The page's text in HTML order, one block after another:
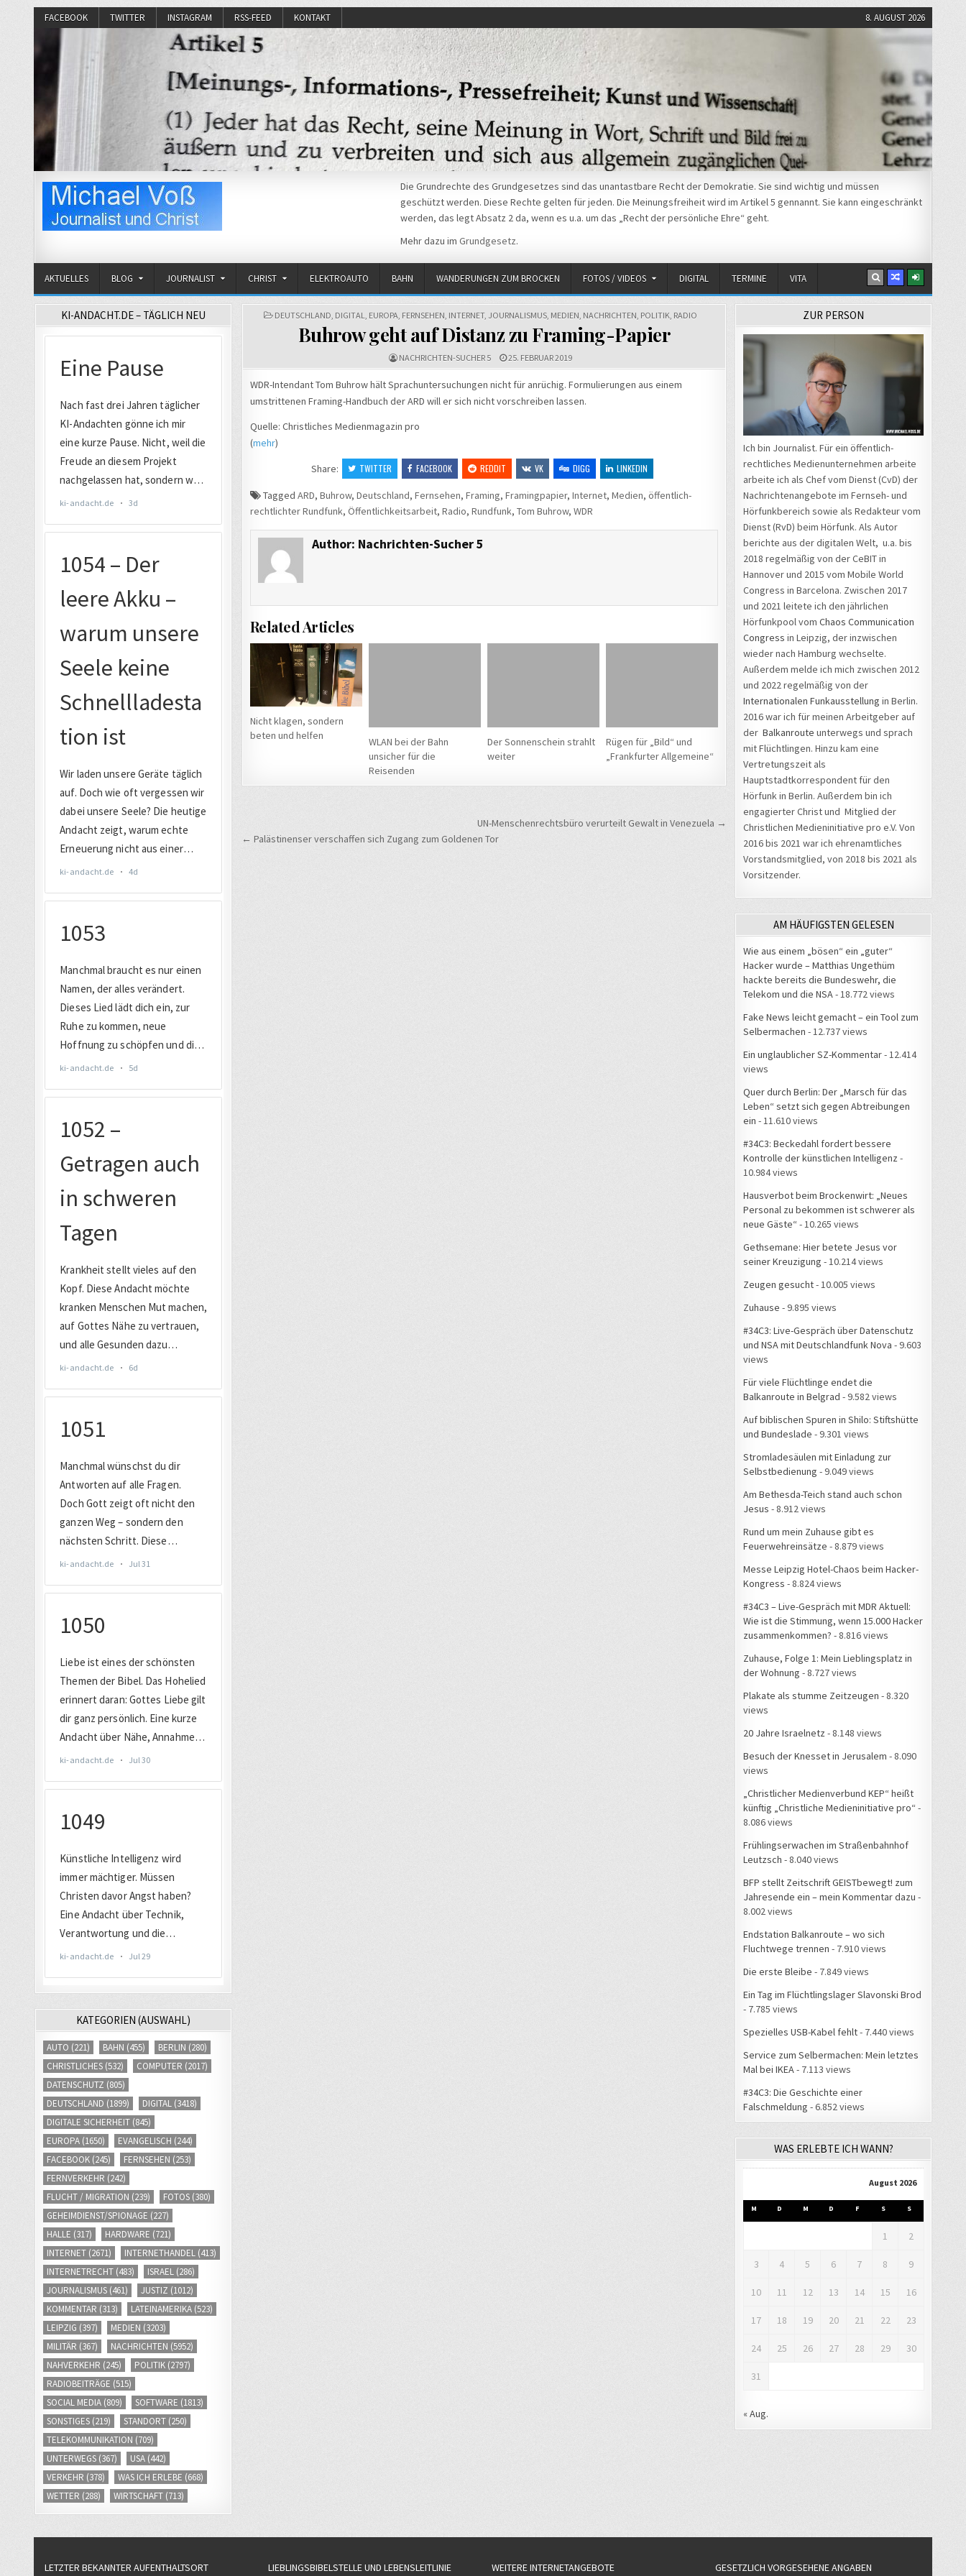
FACEBOOK TWITTER INSTAGRAM RSS-FEED KONTAKT 8. AUGUST 2026
Die Grundrechte des Grundgesetzes sind das unantastbare Recht der Demokratie. Sie sind wichtig und müssen
geschützt werden. Diese Rechte gelten für jeden. Die Meinungsfreiheit wird im Artikel 5 gennannt. Sie kann eingeschränkt
werden, das legt Absatz 2 da, wenn es u.a. um das „Recht der persönliche Ehre“ geht.
Mehr dazu im Grundgesetz.
AKTUELLES BLOG JOURNALIST CHRIST ELEKTROAUTO BAHN WANDERUNGEN ZUM BROCKEN FOTOS / VIDEOS DIGITAL TERMINE VITA
POSTED
DEUTSCHLAND DIGITAL EUROPA FERNSEHEN INTERNET, JOURNALISMUS, MEDIEN NACHRICHTEN POLITIK RADIO
Buhrow geht auf Distanz zu Framing-Papier
NACHRICHTEN-SUCHER 5 25. FEBRUAR 2019
WDR-Intendant Tom Buhrow hält Sprachuntersuchungen nicht für anrüchig. Formulierungen aus einem
umstrittenen Framing-Handbuch der ARD will er sich nicht vorschreiben lassen.
Quelle: Christliches Medienmagazin pro
(mehr)
Share:
TWITTER FACEBOOK REDDIT VK DIGG LINKEDIN
Tagged ARD, Buhrow, Deutschland, Fernsehen, Framing, Framingpapier, Internet, Medien, öffentlich-
rechtlichter Rundfunk, Öffentlichkeitsarbeit, Radio, Rundfunk, Tom Buhrow, WDR
Author: Nachrichten-Sucher 5
Related Articles
Nicht klagen, sondern
beten und helfen
WLAN bei der Bahn
unsicher für die
Reisenden
Der Sonnenschein strahlt
weiter
Rügen für „Bild“ und
„Frankfurter Allgemeine“
UN-Menschenrechtsbüro verurteilt Gewalt in Venezuela →
← Palästinenser verschaffen sich Zugang zum Goldenen Tor
KI-ANDACHT.DE – TÄGLICH NEU
KATEGORIEN (AUSWAHL)
AUTO (221) BAHN (455) BERLIN (280)
CHRISTLICHES (532) COMPUTER (2017)
DATENSCHUTZ (805)
DEUTSCHLAND (1899) DIGITAL (3418)
DIGITALE SICHERHEIT (845)
EUROPA (1650) EVANGELISCH (244)
FACEBOOK (245) FERNSEHEN (253)
FERNVERKEHR (242)
FLUCHT / MIGRATION (239) FOTOS (380)
GEHEIMDIENST/SPIONAGE (227)
HALLE (317) HARDWARE (721)
INTERNET (2671) INTERNETHANDEL (413)
INTERNETRECHT (483) ISRAEL (286)
JOURNALISMUS (461) JUSTIZ (1012)
KOMMENTAR (313) LATEINAMERIKA (523)
LEIPZIG (397) MEDIEN (3203)
MILITÄR (367) NACHRICHTEN (5952)
NAHVERKEHR (245) POLITIK (2797)
RADIOBEITRÄGE (515)
SOCIAL MEDIA (809) SOFTWARE (1813)
SONSTIGES (219) STANDORT (250)
TELEKOMMUNIKATION (709)
UNTERWEGS (367) USA (442)
VERKEHR (378) WAS ICH ERLEBE (668)
WETTER (288) WIRTSCHAFT (713)
ZUR PERSON
Ich bin Journalist. Für ein öffentlich-
rechtliches Medienunternehmen arbeite
arbeite ich als Chef vom Dienst (CvD) der
Nachrichtenangebote im Fernseh- und
Hörfunkbereich sowie als Redakteur vom
Dienst (RvD) beim Hörfunk. Als Autor
berichte aus der digitalen Welt, u.a. bis
2018 regelmäßig von der CeBIT in
Hannover und 2015 vom Mobile World
Congress in Barcelona. Zwischen 2017
und 2021 leitete ich den jährlichen
Hörfunkpool vom Chaos Communication
Congress in Leipzig, der inzwischen
wieder nach Hamburg wechselte.
Außerdem melde ich mich zwischen 2012
und 2022 regelmäßig von der
Internationalen Funkausstellung in Berlin.
2016 war ich für meinen Arbeitgeber auf
der Balkanroute unterwegs und sprach
mit Flüchtlingen. Hinzu kam eine
Vertretungszeit als
Hauptstadtkorrespondent für den
Hörfunk in Berlin. Außerdem bin ich
engagierter Christ und Mitglied der
Christlichen Medieninitiative pro e.V. Von
2016 bis 2021 war ich ehrenamtliches
Vorstandsmitglied, von 2018 bis 2021 als
Vorsitzender.
AM HÄUFIGSTEN GELESEN
Wie aus einem „bösen“ ein „guter“
Hacker wurde – Matthias Ungethüm
hackte bereits die Bundeswehr, die
Telekom und die NSA - 18.772 views
Fake News leicht gemacht – ein Tool zum
Selbermachen - 12.737 views
Ein unglaublicher SZ-Kommentar- 12.414
views
Quer durch Berlin: Der „Marsch für das
Leben“ setzt sich gegen Abtreibungen
ein - 11.610 views
#34C3: Beckedahl fordert bessere
Kontrolle der künstlichen Intelligenz -
10.984 views
Hausverbot beim Brockenwirt: „Neues
Personal zu bekommen ist schwerer als
neue Gäste“ - 10.265 views
Gethsemane: Hier betete Jesus vor
seiner Kreuzigung - 10.214 views
Zeugen gesucht- 10.005 views
Zuhause - 9.895 views
#34C3: Live-Gespräch über Datenschutz
und NSA mit Deutschlandfunk Nova - 9.603
views
Für viele Flüchtlinge endet die
Balkanroute in Belgrad - 9.582 views
Auf biblischen Spuren in Shilo: Stiftshütte
und Bundeslade - 9.301 views
Stromladesäulen mit Einladung zur
Selbstbedienung - 9.049 views
Am Bethesda-Teich stand auch schon
Jesus - 8.912 views
Rund um mein Zuhause gibt es
Feuerwehreinsätze - 8.879 views
Messe Leipzig Hotel-Chaos beim Hacker-
Kongress - 8.824 views
#34C3 – Live-Gespräch mit MDR Aktuell:
Wie ist die Stimmung, wenn 15.000 Hacker
zusammenkommen? - 8.816 views
Zuhause, Folge 1: Mein Lieblingsplatz in
der Wohnung - 8.727 views
Plakate als stumme Zeitzeugen - 8.320
views
20 Jahre Israelnetz - 8.148 views
Besuch der Knesset in Jerusalem - 8.090
views
„Christlicher Medienverbund KEP“ heißt
künftig „Christliche Medieninitiative pro“ -
8.086 views
Frühlingserwachen im Straßenbahnhof
Leutzsch - 8.040 views
BFP stellt Zeitschrift GEISTbewegt! zum
Jahresende ein – mein Kommentar dazu -
8.002 views
Endstation Balkanroute – wo sich
Fluchtwege trennen - 7.910 views
Die erste Bleibe - 7.849 views
Ein Tag im Flüchtlingslager Slavonski Brod
- 7.785 views
Spezielles USB-Kabel fehlt- 7.440 views
Service zum Selbermachen: Mein letztes
Mal bei IKEA - 7.113 views
#34C3: Die Geschichte einer
Falschmeldung - 6.852 views
WAS ERLEBTE ICH WANN?
August 2026
M D M D F S S
1 2
3 4 5 6 7 8 9
10 11 12 13 14 15 16
17 18 19 20 21 22 23
24 25 26 27 28 29 30
31
« Aug.
LETZTER BEKANNTER AUFENTHALTSORT LIEBLINGSBIBELSTELLE UND LEBENSLEITLINIE WEITERE INTERNETANGEBOTE GESETZLICH VORGESEHENE ANGABEN